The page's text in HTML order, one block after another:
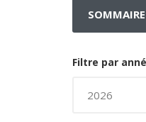
Filtre par